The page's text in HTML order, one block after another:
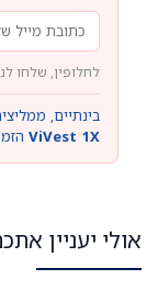
לחלופין, שלחו
בינתיים,
ViVest 1X
אולי יעניין